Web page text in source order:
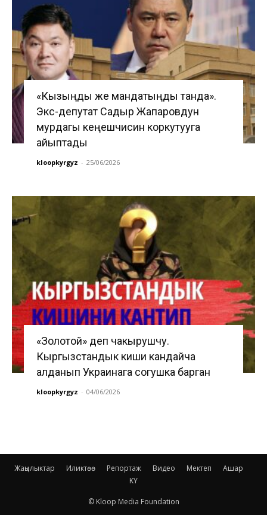
«Кызыңды же мандатыңды танда».
Экс-депутат Садыр Жапаровдун
мурдагы кеңешчисин коркутууга
айыптады
kloopkyrgyz - 25/06/2026
«Золотой» деп чакырушчу.
Кыргызстандык киши кандайча
алданып Украинага согушка барган
kloopkyrgyz - 04/06/2026
Жаңылыктар Иликтөө Репортаж Видео Мектеп
Ашар
KY
© Kloop Media Foundation